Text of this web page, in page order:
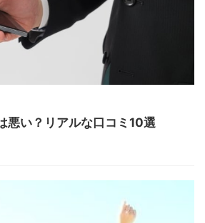
悪い？リアルな口コミ10選